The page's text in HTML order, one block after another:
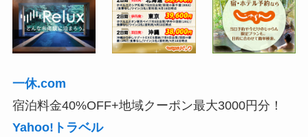
一休.com
宿泊料金40%OFF+地域クーポン最大3000円分！
Yahoo!トラベル